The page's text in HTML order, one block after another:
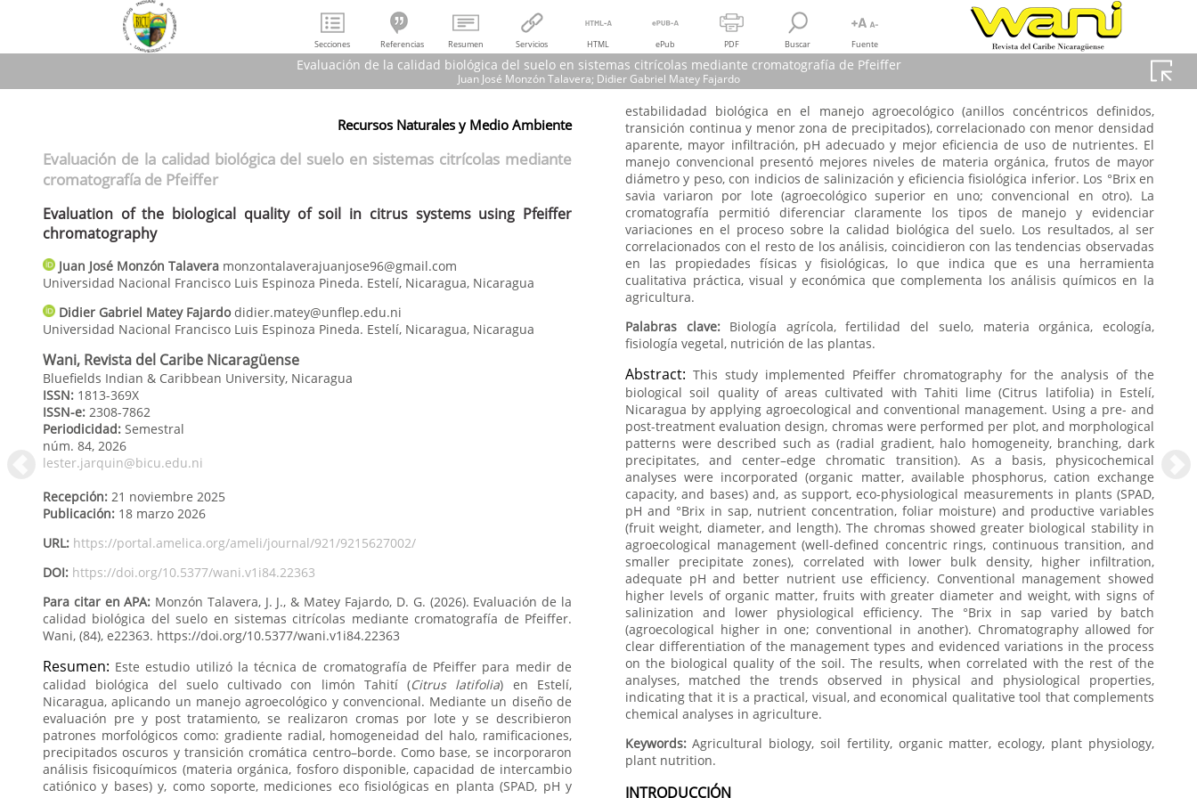
Secciones Referencias Resumen Servicios HTML ePub PDF Buscar Fuente
Evaluación de la calidad biológica del suelo en sistemas citrícolas mediante cromatografía de Pfeiffer
Juan José Monzón Talavera; Didier Gabriel Matey Fajardo
Juan José Monzón Talavera; Didier Gabriel Matey Fajardo
Evaluación de la calidad biológica del suelo en sistemas citrícolas mediante cromatografía de Pfeiffer
Evaluation of the biological quality of soil in citrus systems using Pfeiffer chromatography
Wani, Revista del Caribe Nicaragüense, núm. 84, 2026
Bluefields Indian & Caribbean University
Recursos Naturales y Medio Ambiente
Evaluación de la calidad biológica del suelo en sistemas citrícolas mediante
cromatografía de Pfeiffer
Evaluation of the biological quality of soil in citrus systems using Pfeiffer
chromatography
Juan José Monzón Talavera monzontalaverajuanjose96@gmail.com
Universidad Nacional Francisco Luis Espinoza Pineda. Estelí, Nicaragua, Nicaragua
Didier Gabriel Matey Fajardo didier.matey@unflep.edu.ni
Universidad Nacional Francisco Luis Espinoza Pineda. Estelí, Nicaragua, Nicaragua
Wani, Revista del Caribe Nicaragüense
Bluefields Indian & Caribbean University, Nicaragua
ISSN: 1813-369X
ISSN-e: 2308-7862
Periodicidad: Semestral
núm. 84, 2026
lester.jarquin@bicu.edu.ni
Recepción:
21 noviembre 2025
Publicación:
18 marzo 2026
URL: https://portal.amelica.org/ameli/journal/921/9215627002/
DOI: https://doi.org/10.5377/wani.v1i84.22363
Para citar en APA: Monzón Talavera, J. J., & Matey Fajardo, D. G. (2026). Evaluación de la
calidad biológica del suelo en sistemas citrícolas mediante cromatografía de Pfeiffer.
Wani, (84), e22363. https://doi.org/10.5377/wani.v1i84.22363
Resumen: Este estudio utilizó la técnica de cromatografía de Pfeiffer para medir de
calidad biológica del suelo cultivado con limón Tahití (Citrus latifolia) en Estelí,
Nicaragua, aplicando un manejo agroecológico y convencional. Mediante un diseño de
evaluación pre y post tratamiento, se realizaron cromas por lote y se describieron
patrones morfológicos como: gradiente radial, homogeneidad del halo, ramificaciones,
precipitados oscuros y transición cromática centro–borde. Como base, se incorporaron
análisis fisicoquímicos (materia orgánica, fosforo disponible, capacidad de intercambio
catiónico y bases) y, como soporte, mediciones eco fisiológicas en planta (SPAD, pH y
estabilidadad biológica en el manejo agroecológico (anillos concéntricos definidos,
transición continua y menor zona de precipitados), correlacionado con menor densidad
aparente, mayor infiltración, pH adecuado y mejor eficiencia de uso de nutrientes. El
manejo convencional presentó mejores niveles de materia orgánica, frutos de mayor
diámetro y peso, con indicios de salinización y eficiencia fisiológica inferior. Los °Brix en
savia variaron por lote (agroecológico superior en uno; convencional en otro). La
cromatografía permitió diferenciar claramente los tipos de manejo y evidenciar
variaciones en el proceso sobre la calidad biológica del suelo. Los resultados, al ser
correlacionados con el resto de los análisis, coincidieron con las tendencias observadas
en las propiedades físicas y fisiológicas, lo que indica que es una herramienta
cualitativa práctica, visual y económica que complementa los análisis químicos en la
agricultura.
Palabras clave: Biología agrícola, fertilidad del suelo, materia orgánica, ecología,
fisiología vegetal, nutrición de las plantas.
Abstract: This study implemented Pfeiffer chromatography for the analysis of the
biological soil quality of areas cultivated with Tahiti lime (Citrus latifolia) in Estelí,
Nicaragua by applying agroecological and conventional management. Using a pre- and
post-treatment evaluation design, chromas were performed per plot, and morphological
patterns were described such as (radial gradient, halo homogeneity, branching, dark
precipitates, and center–edge chromatic transition). As a basis, physicochemical
analyses were incorporated (organic matter, available phosphorus, cation exchange
capacity, and bases) and, as support, eco-physiological measurements in plants (SPAD,
pH and °Brix in sap, nutrient concentration, foliar moisture) and productive variables
(fruit weight, diameter, and length). The chromas showed greater biological stability in
agroecological management (well-defined concentric rings, continuous transition, and
smaller precipitate zones), correlated with lower bulk density, higher infiltration,
adequate pH and better nutrient use efficiency. Conventional management showed
higher levels of organic matter, fruits with greater diameter and weight, with signs of
salinization and lower physiological efficiency. The °Brix in sap varied by batch
(agroecological higher in one; conventional in another). Chromatography allowed for
clear differentiation of the management types and evidenced variations in the process
on the biological quality of the soil. The results, when correlated with the rest of the
analyses, matched the trends observed in physical and physiological properties,
indicating that it is a practical, visual, and economical qualitative tool that complements
chemical analyses in agriculture.
Keywords: Agricultural biology, soil fertility, organic matter, ecology, plant physiology,
plant nutrition.
INTRODUCCIÓN